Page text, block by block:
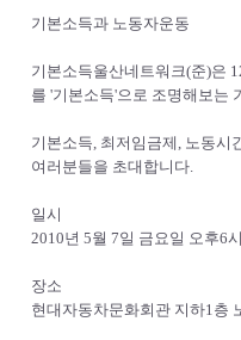
기본소득과 노동자운동
기본소득울산네트워크(준)은
를 '기본소득'으로 조명해보는
기본소득, 최저임금제, 노동시
여러분들을 초대합니다.
일시
2010년 5월 7일 금요일 오후6
장소
현대자동차문화회관 지하1층